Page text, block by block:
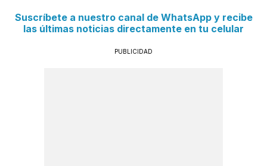
Suscríbete a nuestro canal de WhatsApp y recibe
las últimas noticias directamente en tu celular
PUBLICIDAD